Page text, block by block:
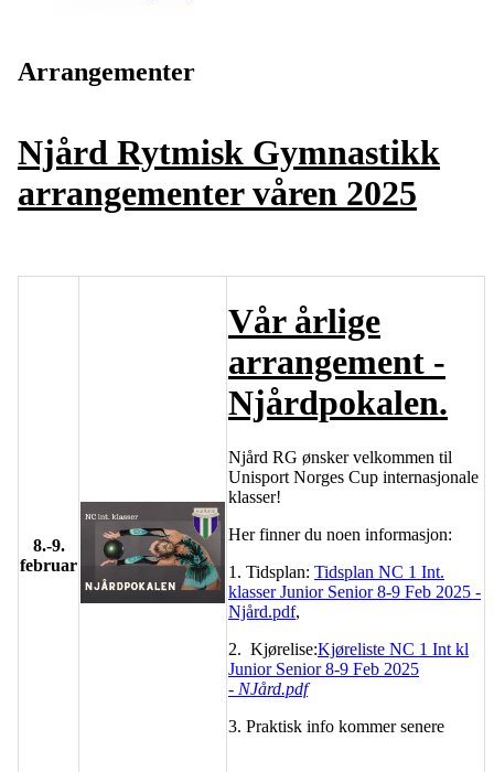
Arrangementer
Njård Rytmisk Gymnastikk
arrangementer våren 2025
8.-9.
februar
Vår årlige
arrangement -
Njårdpokalen.
Njård RG ønsker velkommen til
Unisport Norges Cup internasjonale
klasser!
Her finner du noen informasjon:
1. Tidsplan: Tidsplan NC 1 Int.
klasser Junior Senior 8-9 Feb 2025 -
Njård.pdf,
2. Kjørelise:Kjøreliste NC 1 Int kl
Junior Senior 8-9 Feb 2025
- NJård.pdf
3. Praktisk info kommer senere